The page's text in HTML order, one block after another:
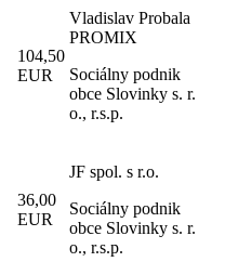
104,50
EUR
Vladislav Probala
PROMIX
Sociálny podnik
obce Slovinky s. r.
o., r.s.p.
36,00
EUR
JF spol. s r.o.
Sociálny podnik
obce Slovinky s. r.
o., r.s.p.